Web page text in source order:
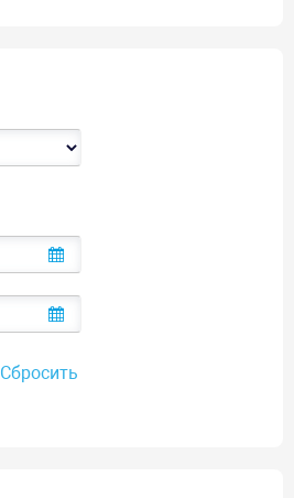
Сбросить